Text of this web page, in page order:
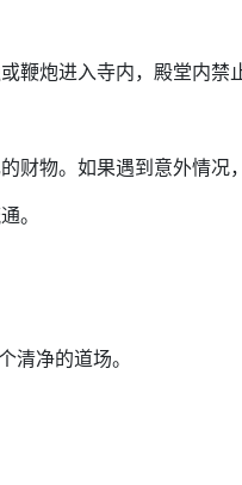
鞭炮进入寺内，殿堂内禁
财物。如果遇到意外情况
。
清净的道场。